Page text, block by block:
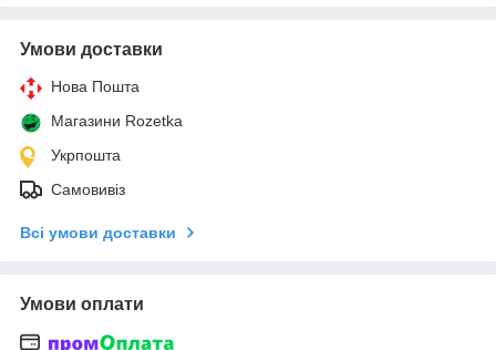
Умови доставки
Нова Пошта
Магазини Rozetka
Укрпошта
Самовивіз
Всі умови доставки
Умови оплати